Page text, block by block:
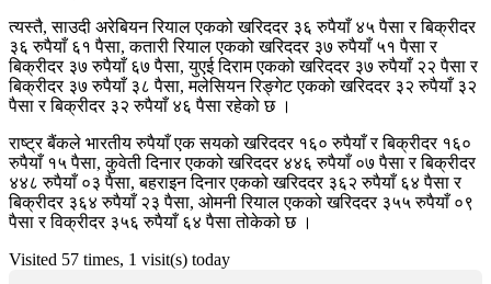
त्यस्तै, साउदी अरेबियन रियाल एकको खरिददर ३६ रुपैयाँ ४५ पैसा र बिक्रीदर
३६ रुपैयाँ ६१ पैसा, कतारी रियाल एकको खरिददर ३७ रुपैयाँ ५१ पैसा र
बिक्रीदर ३७ रुपैयाँ ६७ पैसा, युएई दिराम एकको खरिददर ३७ रुपैयाँ २२ पैसा र
बिक्रीदर ३७ रुपैयाँ ३८ पैसा, मलेसियन रिङ्गेट एकको खरिददर ३२ रुपैयाँ ३२
पैसा र बिक्रीदर ३२ रुपैयाँ ४६ पैसा रहेको छ ।
राष्ट्र बैंकले भारतीय रुपैयाँ एक सयको खरिददर १६० रुपैयाँ र बिक्रीदर १६०
रुपैयाँ १५ पैसा, कुवेती दिनार एकको खरिददर ४४६ रुपैयाँ ०७ पैसा र बिक्रीदर
४४८ रुपैयाँ ०३ पैसा, बहराइन दिनार एकको खरिददर ३६२ रुपैयाँ ६४ पैसा र
बिक्रीदर ३६४ रुपैयाँ २३ पैसा, ओमनी रियाल एकको खरिददर ३५५ रुपैयाँ ०९
पैसा र विक्रीदर ३५६ रुपैयाँ ६४ पैसा तोकेको छ ।
Visited 57 times, 1 visit(s) today